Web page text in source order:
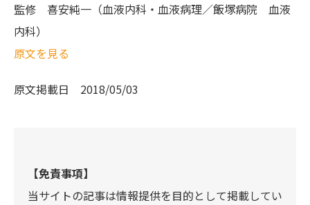
監修 喜安純一（血液内科・血液病理／飯塚病院 血液
内科）
原文を見る
原文掲載日 2018/05/03
【免責事項】
当サイトの記事は情報提供を目的として掲載してい